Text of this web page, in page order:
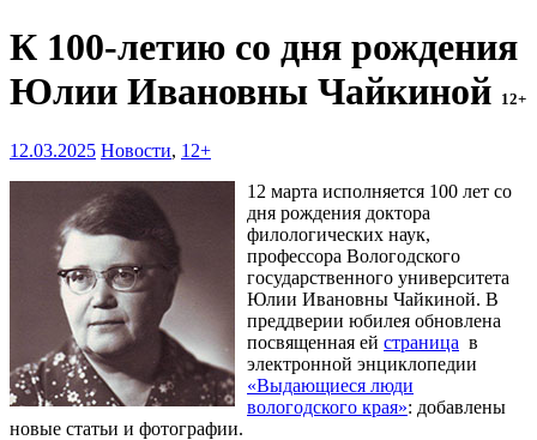
К 100-летию со дня рождения
Юлии Ивановны Чайкиной 12+
12.03.2025 Новости, 12+
12 марта исполняется 100 лет со
дня рождения доктора
филологических наук,
профессора Вологодского
государственного университета
Юлии Ивановны Чайкиной. В
преддверии юбилея обновлена
посвященная ей страница в
электронной энциклопедии
«Выдающиеся люди
вологодского края»: добавлены
новые статьи и фотографии.